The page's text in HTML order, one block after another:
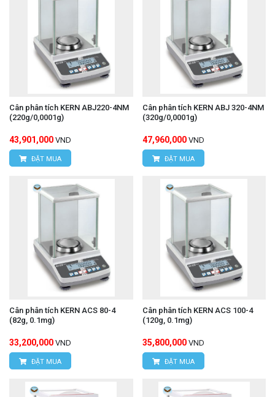
Cân phân tích KERN ABJ220-4NM
(220g/0,0001g)
43,901,000 VND
ĐẶT MUA
Cân phân tích KERN ABJ 320-4NM
(320g/0,0001g)
47,960,000 VND
ĐẶT MUA
Cân phân tích KERN ACS 80-4
(82g, 0.1mg)
33,200,000 VND
ĐẶT MUA
Cân phân tích KERN ACS 100-4
(120g, 0.1mg)
35,800,000 VND
ĐẶT MUA